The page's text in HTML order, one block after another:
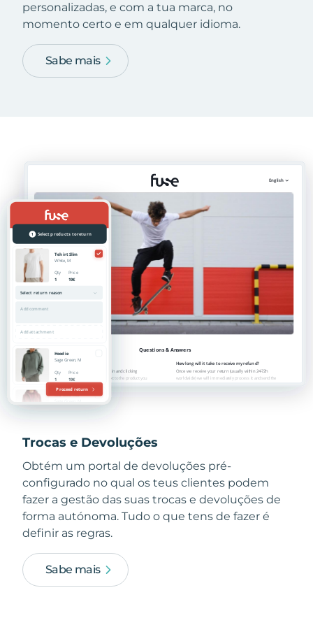
personalizadas, e com a tua marca, no
momento certo e em qualquer idioma.
Sabe mais
Trocas e Devoluções
Obtém um portal de devoluções pré-
configurado no qual os teus clientes podem
fazer a gestão das suas trocas e devoluções de
forma autónoma. Tudo o que tens de fazer é
definir as regras.
Sabe mais